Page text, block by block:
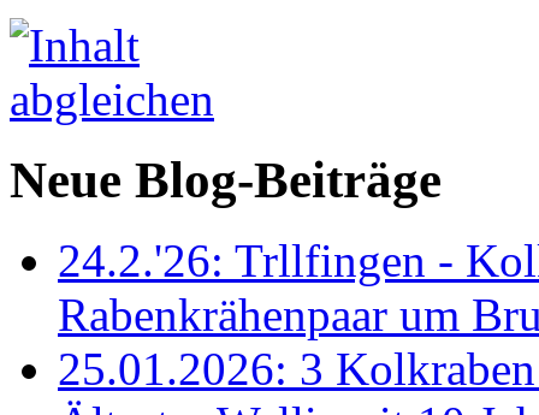
Neue Blog-Beiträge
24.2.'26: Trllfingen -
Rabenkrähenpaar um
25.01.2026: 3